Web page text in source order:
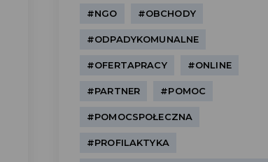
#NGO #OBCHODY
#ODPADYKOMUNALNE
#OFERTAPRACY #ONLINE
#PARTNER #POMOC
#POMOCSPOŁECZNA
#PROFILAKTYKA